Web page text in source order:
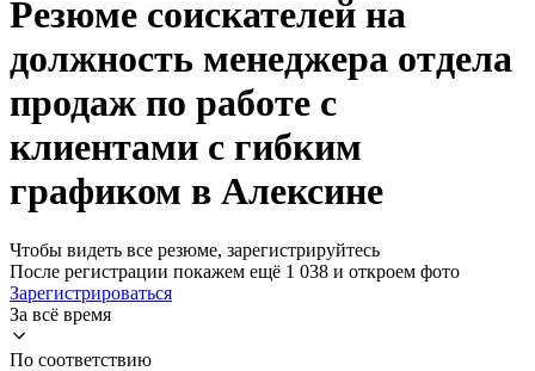
Резюме соискателей на
должность менеджера отдела
продаж по работе с
клиентами с гибким
графиком в Алексине
Чтобы видеть все резюме, зарегистрируйтесь
После регистрации покажем ещё 1 038 и откроем фото
Зарегистрироваться
За всё время
По соответствию